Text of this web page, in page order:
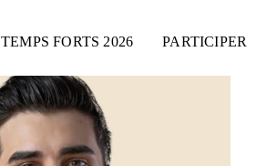
TEMPS FORTS 2026 PARTICIPER